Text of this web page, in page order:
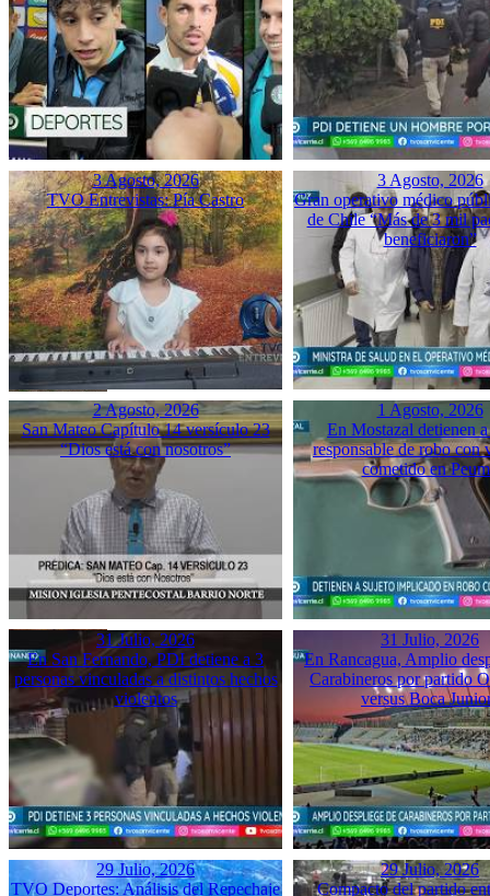
3 Agosto, 2026
TVO Entrevistas: Pía Castro
3 Agosto, 2026
Gran operativo médico
de Chile “Más de 3 mil
beneficiaron”
2 Agosto, 2026
San Mateo Capítulo 14 versículo 23
“Dios está con nosotros”
1 Agosto, 2026
En Mostazal detienen
responsable de robo con
cometido en
31 Julio, 2026
En San Fernando, PDI detiene a 3
personas vinculadas a distintos hechos
violentos
31 Julio, 2026
En Rancagua, Amplio
Carabineros por partido
versus Boca
29 Julio, 2026
TVO Deportes: Análisis del Repechaje
29 Julio, 2026
Compacto del partido